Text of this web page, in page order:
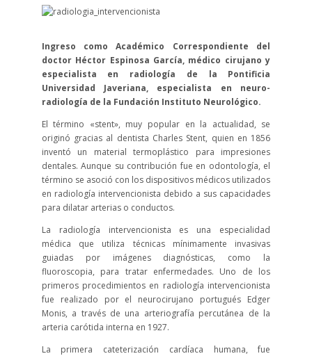
Ingreso como Académico Correspondiente del
doctor Héctor Espinosa García, médico cirujano y
especialista en radiología de la Pontificia
Universidad Javeriana, especialista en neuro-
radiología de la Fundación Instituto Neurológico.
El término «stent», muy popular en la actualidad, se
originó gracias al dentista Charles Stent, quien en 1856
inventó un material termoplástico para impresiones
dentales. Aunque su contribución fue en odontología, el
término se asoció con los dispositivos médicos utilizados
en radiología intervencionista debido a sus capacidades
para dilatar arterias o conductos.
La radiología intervencionista es una especialidad
médica que utiliza técnicas mínimamente invasivas
guiadas por imágenes diagnósticas, como la
fluoroscopia, para tratar enfermedades. Uno de los
primeros procedimientos en radiología intervencionista
fue realizado por el neurocirujano portugués Edger
Monis, a través de una arteriografía percutánea de la
arteria carótida interna en 1927.
La primera cateterización cardíaca humana, fue